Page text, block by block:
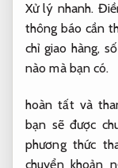
Xử lý nhanh.
thông báo cần
chỉ giao hàng,
nào mà bạn có.
hoàn tất và
bạn sẽ được
phương thức
chuyển khoản